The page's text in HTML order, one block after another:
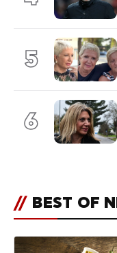
5
6
// BEST OF